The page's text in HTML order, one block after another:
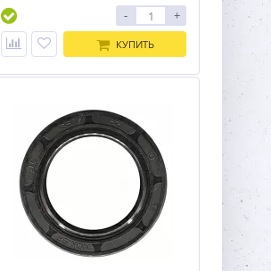
- +
КУПИТЬ